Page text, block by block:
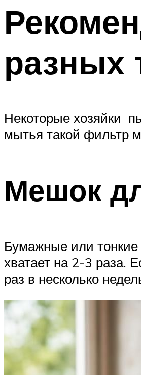
разных
Некоторые хозяйки
мытья такой фильтр
Мешок
Бумажные или тонкие
хватает на 2-3 раза.
раз в несколько